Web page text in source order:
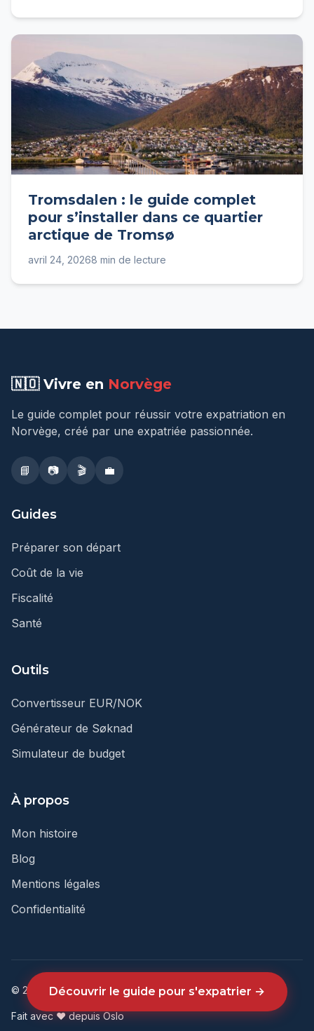
Tromsdalen : le guide complet
pour s’installer dans ce quartier
arctique de Tromsø
avril 24, 20268 min de lecture
Découvrir le guide pour s'expatrier →
🇳🇴 Vivre en Norvège
Le guide complet pour réussir votre expatriation en
Norvège, créé par une expatriée passionnée.
📘 📷 🎬 💼
Guides
Préparer son départ
Coût de la vie
Fiscalité
Santé
Outils
Convertisseur EUR/NOK
Générateur de Søknad
Simulateur de budget
À propos
Mon histoire
Blog
Mentions légales
Confidentialité
© 2026 Vivre en Norvège. Tous droits réservés.
Fait avec ❤ depuis Oslo